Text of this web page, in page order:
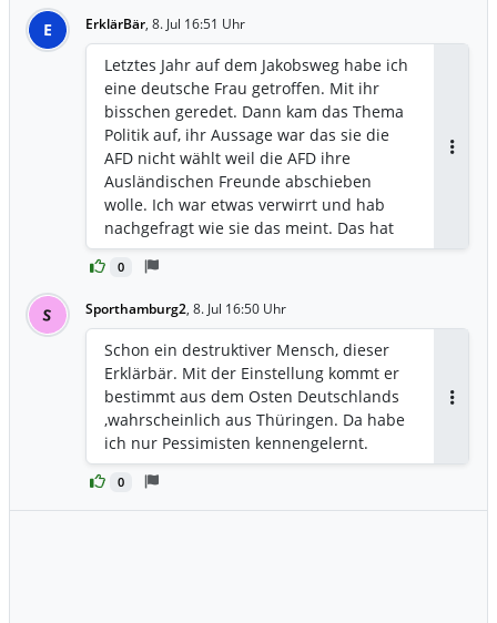
E ErklärBär, 8. Jul 16:51 Uhr
0
Letztes Jahr auf dem Jakobsweg habe ich
eine deutsche Frau getroffen. Mit ihr
bisschen geredet. Dann kam das Thema
Politik auf, ihr Aussage war das sie die
AFD nicht wählt weil die AFD ihre
Ausländischen Freunde abschieben
wolle. Ich war etwas verwirrt und hab
nachgefragt wie sie das meint. Das hat
sie nochmal erklärt das die AFD alle
Ausländer abschieben will auch die hier
Jahren arbeiten und leben. Was willst du
da noch drauf antworten.
S Sporthamburg2, 8. Jul 16:50 Uhr
0
Schon ein destruktiver Mensch, dieser
Erklärbär. Mit der Einstellung kommt er
bestimmt aus dem Osten Deutschlands
,wahrscheinlich aus Thüringen. Da habe
ich nur Pessimisten kennengelernt.